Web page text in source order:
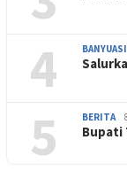
4
5 BERITA
Bupati